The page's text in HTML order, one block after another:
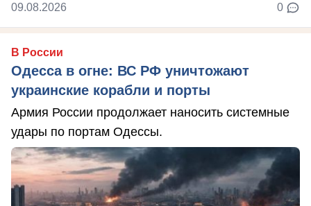
09.08.2026 0
В России
Одесса в огне: ВС РФ уничтожают
украинские корабли и порты
Армия России продолжает наносить системные
удары по портам Одессы.